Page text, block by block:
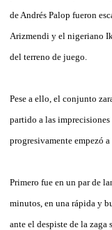
de Andrés Palop fueron
Arizmendi y el nigeriano
del terreno de juego.
Pese a ello, el conjunto
partido a las
progresivamente empezó
Primero fue en un par de
minutos, en una rápida y
ante el despiste de la zaga